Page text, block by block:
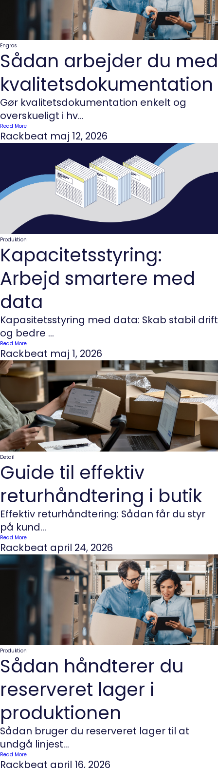
Engros
Sådan arbejder du med
kvalitetsdokumentation
Gør kvalitetsdokumentation enkelt og
overskueligt i hv...
Read More
Rackbeat maj 12, 2026
Produktion
Kapacitetsstyring:
Arbejd smartere med
data
Kapasitetsstyring med data: Skab stabil drift
og bedre ...
Read More
Rackbeat maj 1, 2026
Detail
Guide til effektiv
returhåndtering i butik
Effektiv returhåndtering: Sådan får du styr
på kund...
Read More
Rackbeat april 24, 2026
Produktion
Sådan håndterer du
reserveret lager i
produktionen
Sådan bruger du reserveret lager til at
undgå linjest...
Read More
Rackbeat april 16, 2026